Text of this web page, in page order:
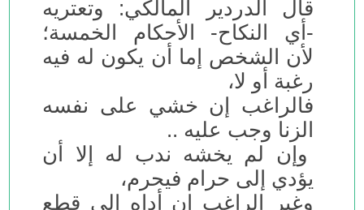
قال الدردير المالكي: وتعتريه
-أي النكاح- الأحكام الخمسة؛
لأن الشخص إما أن يكون له فيه
رغبة أو لا،
فالراغب إن خشي على نفسه
الزنا وجب عليه ..
وإن لم يخشه ندب له إلا أن
يؤدي إلى حرام فيحرم،
وغير الراغب إن أداه إلى قطع